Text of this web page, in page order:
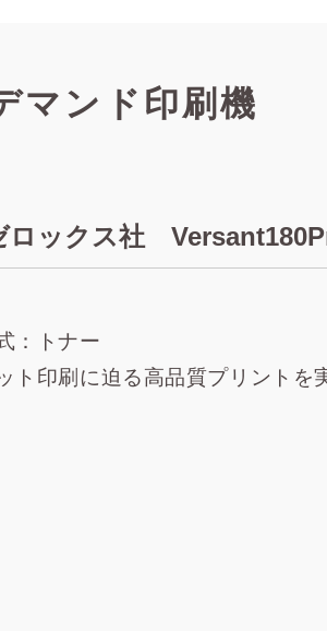
マンド印刷機
ロックス社
：トナー
ト印刷に迫る高品質プリント